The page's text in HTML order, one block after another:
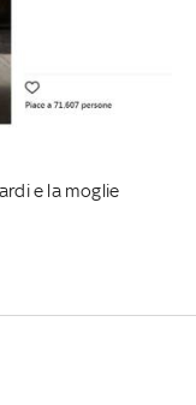
e la moglie